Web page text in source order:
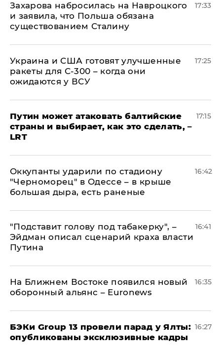
​Захарова набросилась на Навроцкого
и заявила, что Польша обязана
существованием Сталину
17:33
Украина и США готовят улучшенные
ракеты для С-300 – когда они
ожидаются у ВСУ
17:25
Путин может атаковать балтийские
страны и выбирает, как это сделать, –
LRT
17:15
Оккупанты ударили по стадиону
"Черноморец" в Одессе – в крыше
большая дыра, есть раненые
16:42
​"Подставит голову под табакерку", –
Эйдман описал сценарий краха власти
Путина
16:41
На Ближнем Востоке появился новый
оборонный альянс – Euronews
16:35
​БЭКи Group 13 провели парад у Ялты:
опубликованы эксклюзивные кадры
16:27